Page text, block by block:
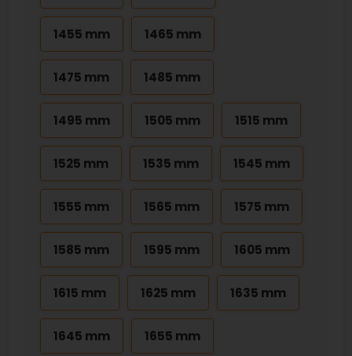
1455 mm 1465 mm
1475 mm 1485 mm
1495 mm 1505 mm 1515 mm
1525 mm 1535 mm 1545 mm
1555 mm 1565 mm 1575 mm
1585 mm 1595 mm 1605 mm
1615 mm 1625 mm 1635 mm
1645 mm 1655 mm